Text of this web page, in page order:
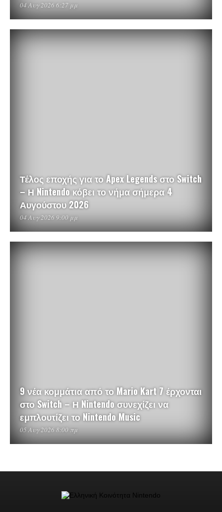
04 Αυγ 2026 6:27 μμ
Τέλος εποχής για το Apex Legends στο Switch
– Η Nintendo κόβει το νήμα σήμερα 4
Αυγούστου 2026
04 Αυγ 2026 9:00 μμ
9 νέα κομμάτια από το Mario Kart 7 έρχονται
στο Switch – Η Nintendo συνεχίζει να
εμπλουτίζει το Nintendo Music
05 Αυγ 2026 8:00 πμ